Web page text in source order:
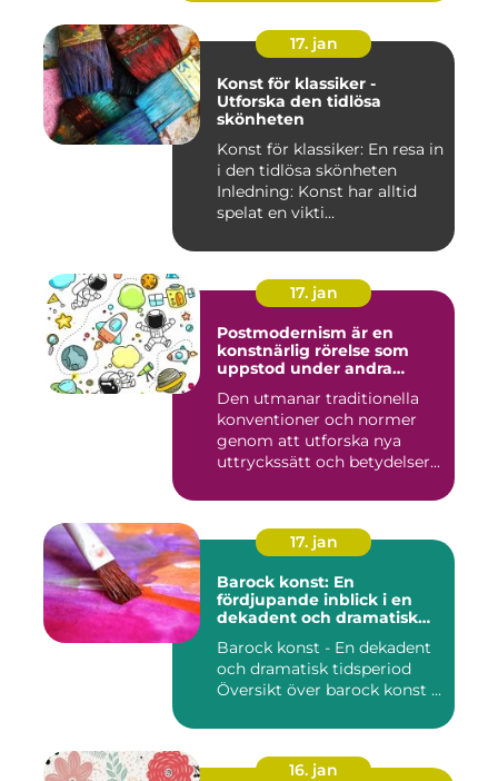
17. jan
Konst för klassiker -
Utforska den tidlösa
skönheten
Konst för klassiker: En resa in
i den tidlösa skönheten
Inledning: Konst har alltid
spelat en vikti...
17. jan
Postmodernism är en
konstnärlig rörelse som
uppstod under andra
fortsätter att påverka
samtida konstvärlden
Den utmanar traditionella
konventioner och normer
genom att utforska nya
uttryckssätt och betydelser...
17. jan
Barock konst: En
fördjupande inblick i en
dekadent och dramatisk
Barock konst - En dekadent
och dramatisk tidsperiod
Översikt över barock konst ...
16. jan